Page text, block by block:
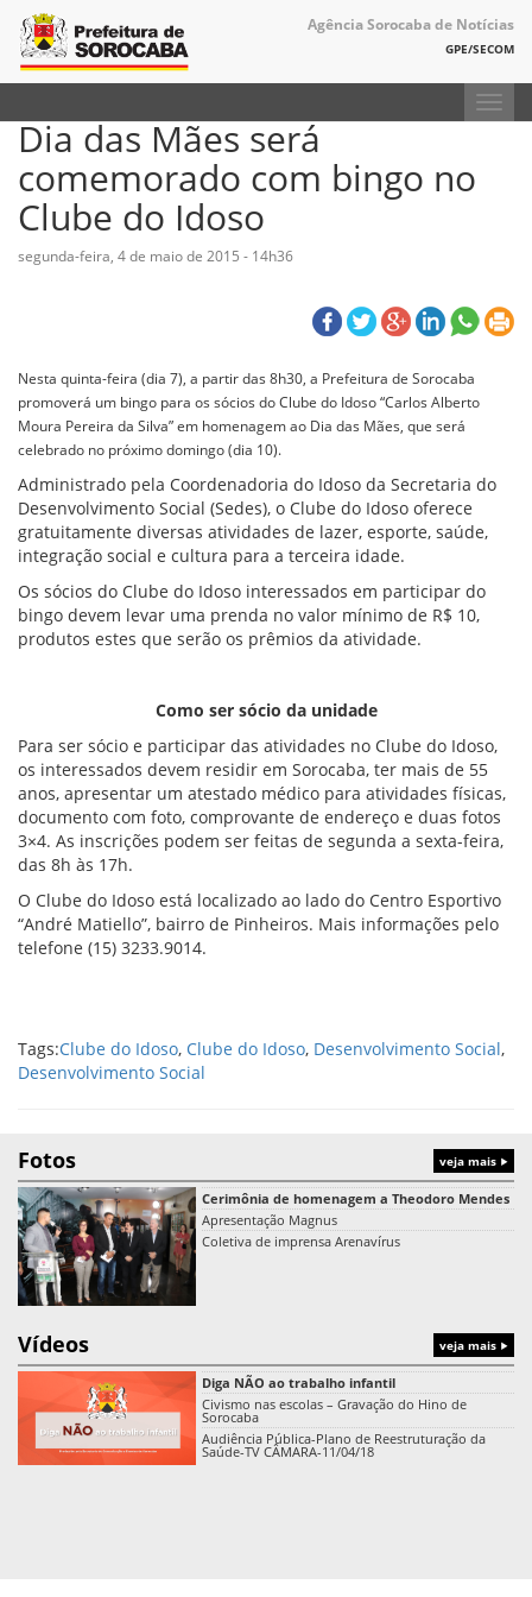
Agência Sorocaba de Notícias
GPE/SECOM
Dia das Mães será
comemorado com bingo no
Clube do Idoso
segunda-feira, 4 de maio de 2015 - 14h36
Nesta quinta-feira (dia 7), a partir das 8h30, a Prefeitura de Sorocaba
promoverá um bingo para os sócios do Clube do Idoso “Carlos Alberto
Moura Pereira da Silva” em homenagem ao Dia das Mães, que será
celebrado no próximo domingo (dia 10).
Administrado pela Coordenadoria do Idoso da Secretaria do
Desenvolvimento Social (Sedes), o Clube do Idoso oferece
gratuitamente diversas atividades de lazer, esporte, saúde,
integração social e cultura para a terceira idade.
Os sócios do Clube do Idoso interessados em participar do
bingo devem levar uma prenda no valor mínimo de R$ 10,
produtos estes que serão os prêmios da atividade.
Como ser sócio da unidade
Para ser sócio e participar das atividades no Clube do Idoso,
os interessados devem residir em Sorocaba, ter mais de 55
anos, apresentar um atestado médico para atividades físicas,
documento com foto, comprovante de endereço e duas fotos
3×4. As inscrições podem ser feitas de segunda a sexta-feira,
das 8h às 17h.
O Clube do Idoso está localizado ao lado do Centro Esportivo
“André Matiello”, bairro de Pinheiros. Mais informações pelo
telefone (15) 3233.9014.
Tags:Clube do Idoso, Clube do Idoso, Desenvolvimento Social,
Desenvolvimento Social
Fotos veja mais
Cerimônia de homenagem a Theodoro Mendes
Apresentação Magnus
Coletiva de imprensa Arenavírus
Vídeos veja mais
Diga NÃO ao trabalho infantil
Civismo nas escolas – Gravação do Hino de
Sorocaba
Audiência Pública-Plano de Reestruturação da
Saúde-TV CÂMARA-11/04/18